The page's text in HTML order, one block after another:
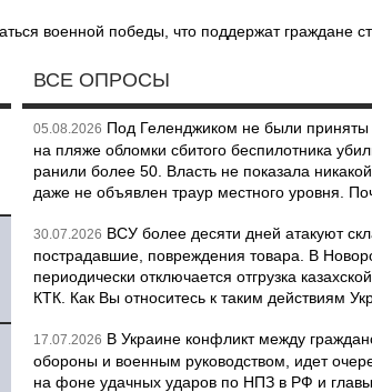
военной победы, что поддержат граждане
ВСЕ ОПРОСЫ
05.08.2026 Под Геленджиком не были приняты
на пляже обломки сбитого беспилотника
ранили более 50. Власть не показала
даже не объявлен траур местного уровня.
30.07.2026 ВСУ более десяти дней атакуют
пострадавшие, повреждения товара. В
периодически отключается отгрузка
КТК. Как Вы относитесь к таким действиям
17.07.2026 В Украине конфликт между
обороны и военным руководством, идет
на фоне удачных ударов по НПЗ в РФ и главы